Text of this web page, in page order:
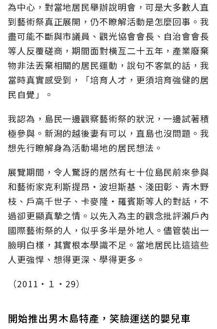
為中心，對當地居民舉辦說明會，可是大多數人直
到藝術祭真正展開，仍不瞭解活動是怎麼回事。我
盡可能不斷與市議員、觀光協會會長、自治會會長
等人反覆磋商，期間面對橫亙二十五年，產業廢棄
物非法丟棄相關的居民運動，說句不客氣的話，我
當時真實感受到，「培育人才，更須培育強健的居
民自覺」。
我認為，島民一邊觀察藝術祭的狀況，一邊試著積
極參與。新潟的越後妻有可以，直島也沒問題。我
想先行瞭解身為活動場地的居民想法。
展覽期間，令人驚訝的居然有七十位島民前來參與
和藝術家克利斯提昂‧波坦斯基、淺田彰、青木野
枝、戶高千世子、卡麥隆‧羅賓斯等人的對話，不
過卻更顯真摯之情。以先入為主的觀念批評瀨戶內
國際藝術祭的人，似乎多半是外地人。儘管裝出一
臉明白樣，其實根本學識不足。當地居民比這這些
人更強悍、想得更深、學得更多。
（2011‧１‧29）
開始推出男木島特產，笑臉運送的嬰兒車